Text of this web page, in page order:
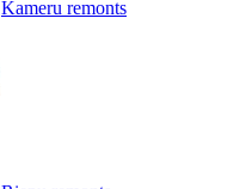
Kameru remonts